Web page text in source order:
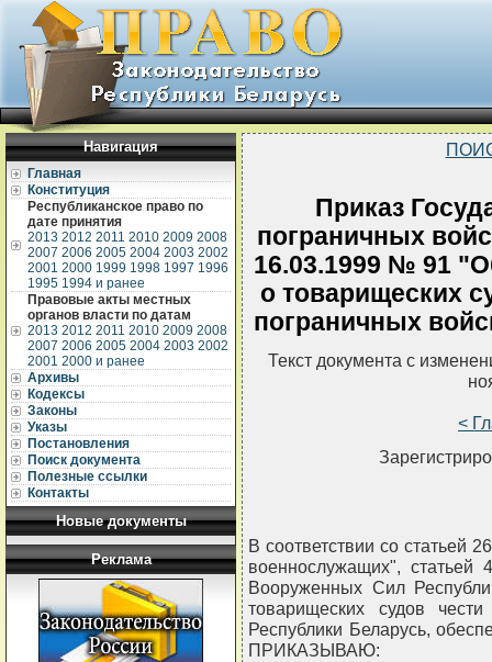
Навигация
Главная
Конституция
Республиканское право по
дате принятия
2013 2012 2011 2010 2009 2008
2007 2006 2005 2004 2003 2002
2001 2000 1999 1998 1997 1996
1995 1994 и ранее
Правовые акты местных
органов власти по датам
2013 2012 2011 2010 2009 2008
2007 2006 2005 2004 2003 2002
2001 2000 и ранее
Архивы
Кодексы
Законы
Указы
Постановления
Поиск документа
Полезные ссылки
Контакты
Новые документы
Реклама
Приказ
пограничных
16.03.1999 № 91
о товарищеских
пограничных
Текст документа с
<
В соответствии со статьей
военнослужащих", статьей
Вооруженных Сил
товарищеских судов
Республики Беларусь,
ПРИКАЗЫВАЮ: